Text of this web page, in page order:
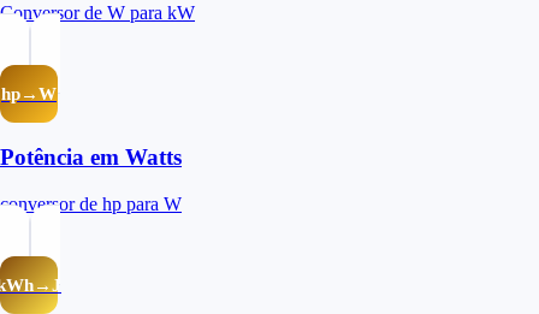
Conversor de W para kW
hp→W
Potência em Watts
conversor de hp para W